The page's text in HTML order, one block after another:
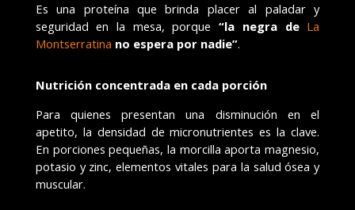
Es una proteína que brinda placer al paladar y
seguridad en la mesa, porque“la negra de La
Montserratina no espera por nadie”.
Nutrición concentrada en cada porción
Para quienes presentan una disminución en el
apetito, la densidad de micronutrientes es la clave.
En porciones pequeñas, la morcilla aporta magnesio,
potasio y zinc, elementos vitales para la salud ósea y
muscular.